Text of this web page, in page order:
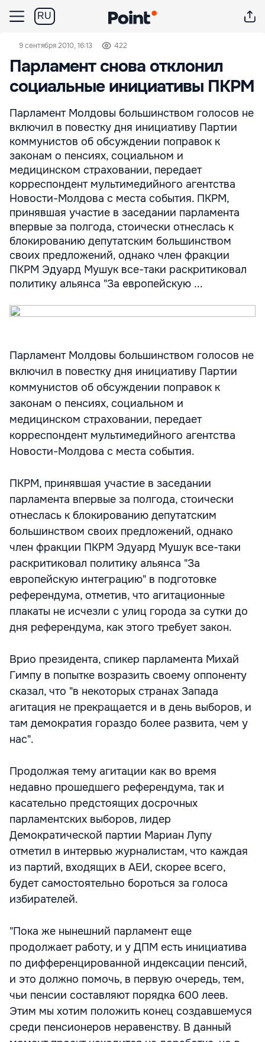
RU
9 сентября 2010, 16:13 422
Парламент снова отклонил
социальные инициативы ПКРМ
Парламент Молдовы большинством голосов не
включил в повестку дня инициативу Партии
коммунистов об обсуждении поправок к
законам о пенсиях, социальном и
медицинском страховании, передает
корреспондент мультимедийного агентства
Новости-Молдова с места события. ПКРМ,
принявшая участие в заседании парламента
впервые за полгода, стоически отнеслась к
блокированию депутатским большинством
своих предложений, однако член фракции
ПКРМ Эдуард Мушук все-таки раскритиковал
политику альянса "За европейскую ...
Парламент Молдовы большинством голосов не
включил в повестку дня инициативу Партии
коммунистов об обсуждении поправок к
законам о пенсиях, социальном и
медицинском страховании, передает
корреспондент мультимедийного агентства
Новости-Молдова с места события.
ПКРМ, принявшая участие в заседании
парламента впервые за полгода, стоически
отнеслась к блокированию депутатским
большинством своих предложений, однако
член фракции ПКРМ Эдуард Мушук все-таки
раскритиковал политику альянса "За
европейскую интеграцию" в подготовке
референдума, отметив, что агитационные
плакаты не исчезли с улиц города за сутки до
дня референдума, как этого требует закон.
Врио президента, спикер парламента Михай
Гимпу в попытке возразить своему оппоненту
сказал, что "в некоторых странах Запада
агитация не прекращается и в день выборов, и
там демократия гораздо более развита, чем у
нас".
Продолжая тему агитации как во время
недавно прошедшего референдума, так и
касательно предстоящих досрочных
парламентских выборов, лидер
Демократической партии Мариан Лупу
отметил в интервью журналистам, что каждая
из партий, входящих в АЕИ, скорее всего,
будет самостоятельно бороться за голоса
избирателей.
"Пока же нынешний парламент еще
продолжает работу, и у ДПМ есть инициатива
по дифференцированной индексации пенсий,
и это должно помочь, в первую очередь, тем,
чьи пенсии составляют порядка 600 леев.
Этим мы хотим положить конец создавшемуся
среди пенсионеров неравенству. В данный